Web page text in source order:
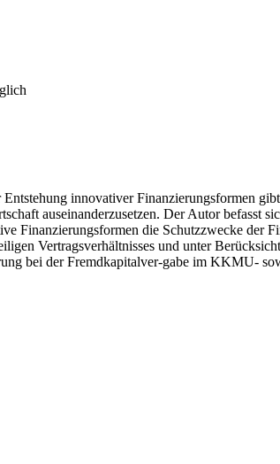
innovativer Finanzierungsformen
auseinanderzusetzen. Der Autor befasst
Finanzierungsformen die Schutzzwecke der
Vertragsverhältnisses und unter
bei der Fremdkapitalver-gabe im KKMU-